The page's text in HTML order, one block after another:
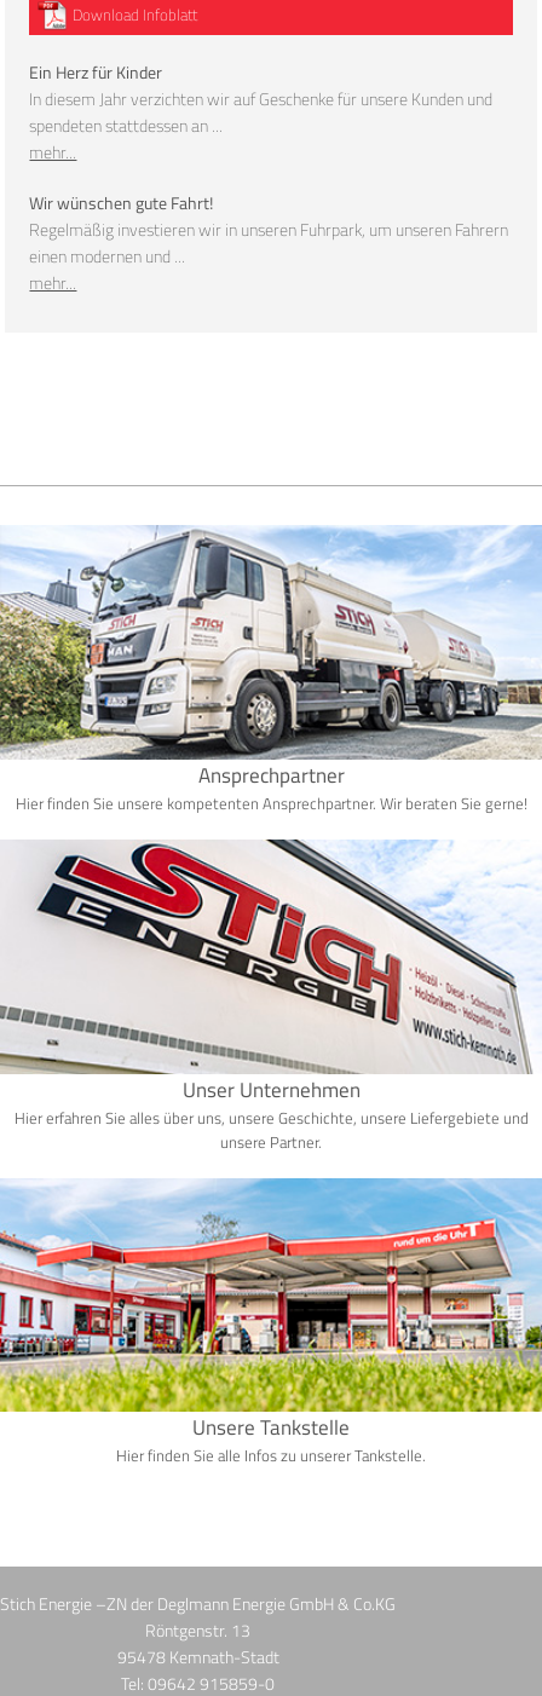
Download Infoblatt
Ein Herz für Kinder
In diesem Jahr verzichten wir auf Geschenke für unsere Kunden und
spendeten stattdessen an ...
mehr...
Wir wünschen gute Fahrt!
Regelmäßig investieren wir in unseren Fuhrpark, um unseren Fahrern
einen modernen und ...
mehr...
Ansprechpartner
Hier finden Sie unsere kompetenten Ansprechpartner. Wir beraten Sie gerne!
Unser Unternehmen
Hier erfahren Sie alles über uns, unsere Geschichte, unsere Liefergebiete und
unsere Partner.
Unsere Tankstelle
Hier finden Sie alle Infos zu unserer Tankstelle.
Stich Energie –ZN der Deglmann Energie GmbH & Co.KG
Röntgenstr. 13
95478 Kemnath-Stadt
Tel: 09642 915859-0